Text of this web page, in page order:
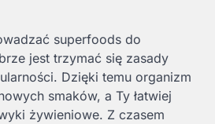
superfoods do
jest trzymać się zasady
Dzięki temu organizm
smaków, a Ty łatwiej
żywieniowe. Z czasem